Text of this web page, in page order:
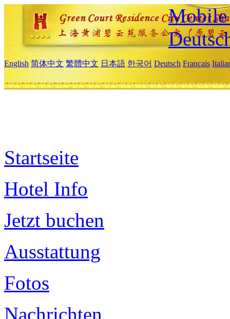
Mobile
English 简体中文 繁體中文 日本語 한국어 Deutsch Français
Startseite
Hotel Info
Jetzt buchen
Ausstattung
Fotos
Nachrichten